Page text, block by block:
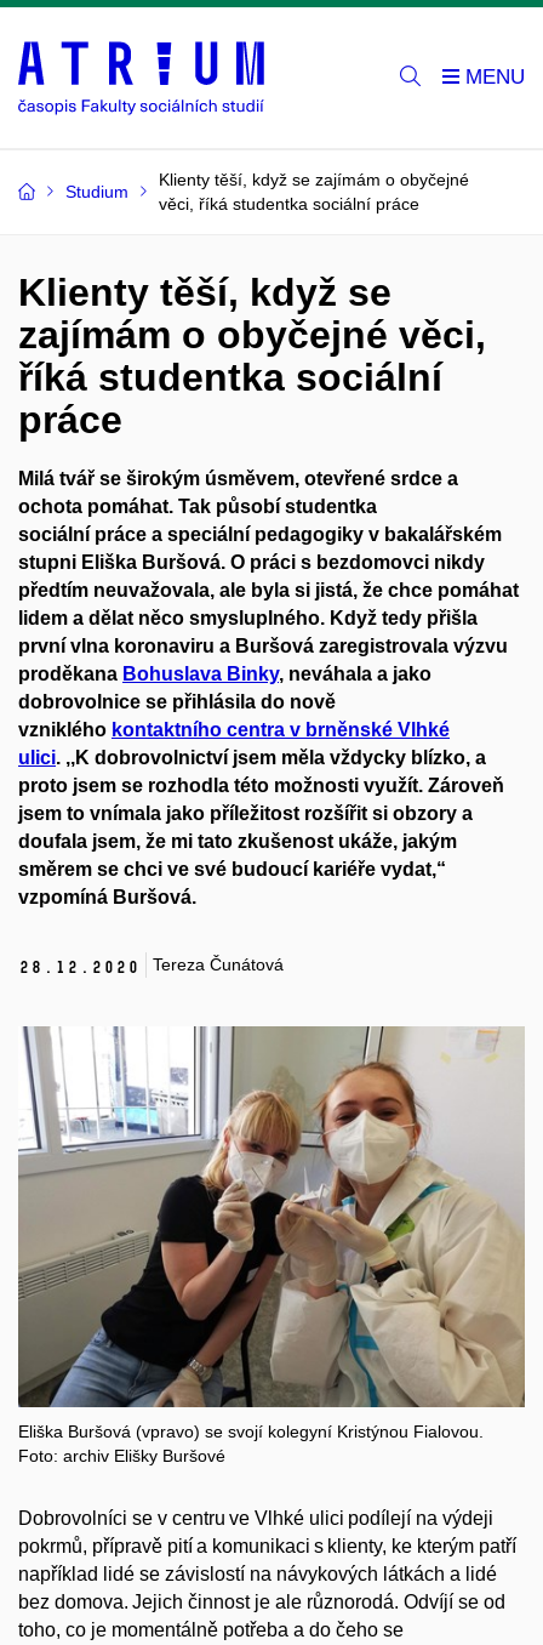
Studium
Klienty těší, když se zajímám o obyčejné
věci, říká studentka sociální práce
Klienty těší, když se
zajímám o obyčejné věci,
říká studentka sociální
práce
Milá tvář se širokým úsměvem, otevřené srdce a
ochota pomáhat. Tak působí studentka
sociální práce a speciální pedagogiky v bakalářském
stupni Eliška Buršová. O práci s bezdomovci nikdy
předtím neuvažovala, ale byla si jistá, že chce pomáhat
lidem a dělat něco smysluplného. Když tedy přišla
první vlna koronaviru a Buršová zaregistrovala výzvu
proděkana Bohuslava Binky, neváhala a jako
dobrovolnice se přihlásila do nově
vzniklého kontaktního centra v brněnské Vlhké
ulici. ,,K dobrovolnictví jsem měla vždycky blízko, a
proto jsem se rozhodla této možnosti využít. Zároveň
jsem to vnímala jako příležitost rozšířit si obzory a
doufala jsem, že mi tato zkušenost ukáže, jakým
směrem se chci ve své budoucí kariéře vydat,“
vzpomíná Buršová.
28. 12. 2020 Tereza Čunátová
Eliška Buršová (vpravo) se svojí kolegyní Kristýnou Fialovou.
Foto: archiv Elišky Buršové
Dobrovolníci se v centru ve Vlhké ulici podílejí na výdeji
pokrmů, přípravě pití a komunikaci s klienty, ke kterým patří
například lidé se závislostí na návykových látkách a lidé
bez domova. Jejich činnost je ale různorodá. Odvíjí se od
toho, co je momentálně potřeba a do čeho se